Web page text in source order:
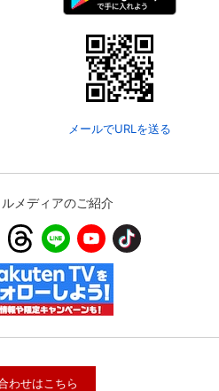
メールでURLを送る
メディアのご紹介
わせはこちら